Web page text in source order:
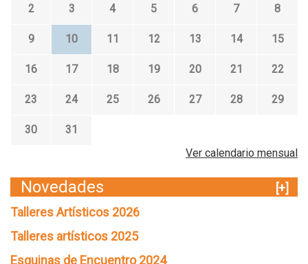
2 3 4 5 6 7 8
9 10 11 12 13 14 15
16 17 18 19 20 21 22
23 24 25 26 27 28 29
30
31
Ver calendario mensual
Novedades
[+]
Talleres Artísticos 2026
Talleres artísticos 2025
Esquinas de Encuentro 2024